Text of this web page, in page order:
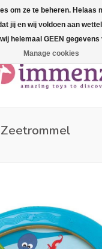
om ze te beheren. Helaas
jij en wij voldoen aan
helemaal GEEN
Manage cookies